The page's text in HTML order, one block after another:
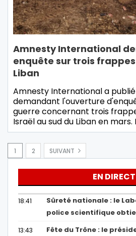
Amnesty International
enquête sur trois
Liban
Amnesty International a
demandant l'ouverture
guerre concernant trois
Israël au sud du Liban en
1 2 SUIVANT
EN DIRECT
18:41
Sûreté nationale : le
police scientifique
13:43
Fête du Trône : le